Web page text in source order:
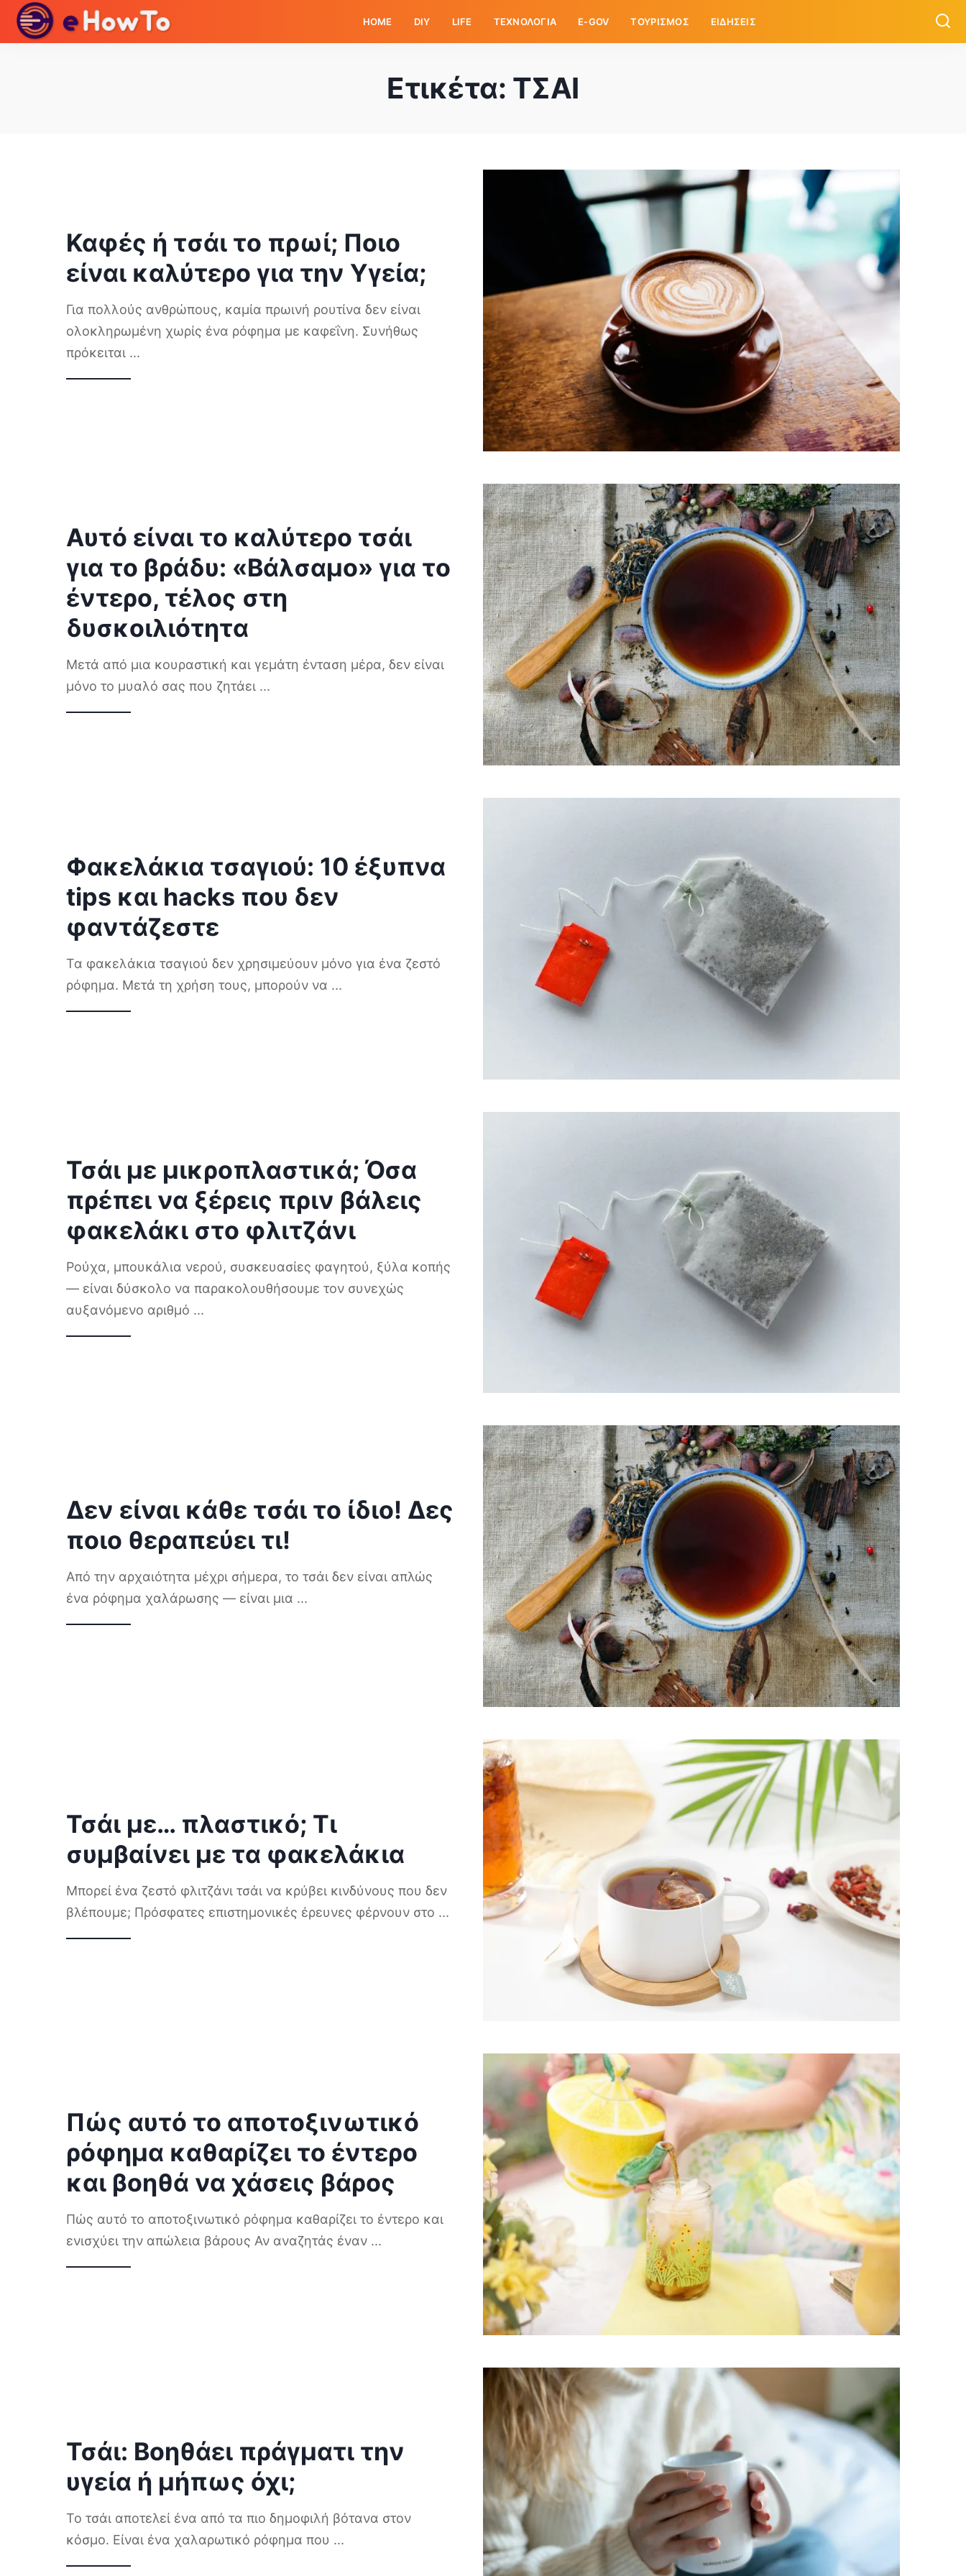
HOME DIY LIFE ΤΕΧΝΟΛΟΓΙΑ E-GOV ΤΟΥΡΙΣΜΟΣ ΕΙΔΗΣΕΙΣ
Ετικέτα: ΤΣΑΙ
Καφές ή τσάι το πρωί; Ποιο
είναι καλύτερο για την Υγεία;
Για πολλούς ανθρώπους, καμία πρωινή ρουτίνα δεν είναι
ολοκληρωμένη χωρίς ένα ρόφημα με καφεΐνη. Συνήθως
πρόκειται ...
Αυτό είναι το καλύτερο τσάι
για το βράδυ: «Βάλσαμο» για το
έντερο, τέλος στη
δυσκοιλιότητα
Μετά από μια κουραστική και γεμάτη ένταση μέρα, δεν είναι
μόνο το μυαλό σας που ζητάει ...
Φακελάκια τσαγιού: 10 έξυπνα
tips και hacks που δεν
φαντάζεστε
Τα φακελάκια τσαγιού δεν χρησιμεύουν μόνο για ένα ζεστό
ρόφημα. Μετά τη χρήση τους, μπορούν να ...
Τσάι με μικροπλαστικά; Όσα
πρέπει να ξέρεις πριν βάλεις
φακελάκι στο φλιτζάνι
Ρούχα, μπουκάλια νερού, συσκευασίες φαγητού, ξύλα κοπής
— είναι δύσκολο να παρακολουθήσουμε τον συνεχώς
αυξανόμενο αριθμό ...
Δεν είναι κάθε τσάι το ίδιο! Δες
ποιο θεραπεύει τι!
Από την αρχαιότητα μέχρι σήμερα, το τσάι δεν είναι απλώς
ένα ρόφημα χαλάρωσης — είναι μια ...
Τσάι με… πλαστικό; Τι
συμβαίνει με τα φακελάκια
Μπορεί ένα ζεστό φλιτζάνι τσάι να κρύβει κινδύνους που δεν
βλέπουμε; Πρόσφατες επιστημονικές έρευνες φέρνουν στο ...
Πώς αυτό το αποτοξινωτικό
ρόφημα καθαρίζει το έντερο
και βοηθά να χάσεις βάρος
Πώς αυτό το αποτοξινωτικό ρόφημα καθαρίζει το έντερο και
ενισχύει την απώλεια βάρους Αν αναζητάς έναν ...
Τσάι: Βοηθάει πράγματι την
υγεία ή μήπως όχι;
Το τσάι αποτελεί ένα από τα πιο δημοφιλή βότανα στον
κόσμο. Είναι ένα χαλαρωτικό ρόφημα που ...